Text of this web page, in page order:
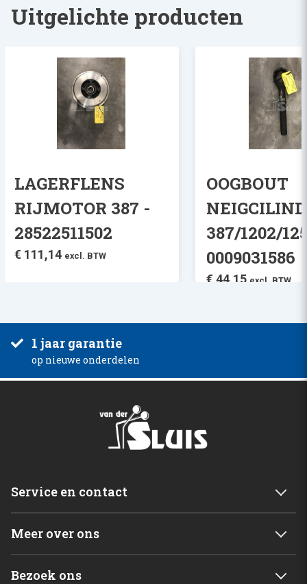
Uitgelichte producten
LAGERFLENS
RIJMOTOR 387 -
28522511502
€ 111,14 excl. BTW
OOGBOUT
387/1202/
0009031586
€44,15 excl. BTW
1 jaar garantie
op nieuwe onderdelen
Service en contact
Meer over ons
Bezoek ons